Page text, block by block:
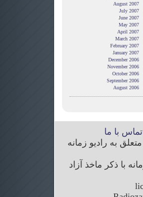
August 2007
July 2007
June 2007
May 2007
April 2007
March 2007
February 2007
January 2007
December 2006
November 2006
October 2006
September 2006
August 2006
تماس با ما
به رادیو زمانه
با ذکر ماخذ آزاد